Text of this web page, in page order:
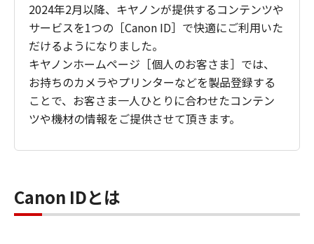
2024年2月以降、キヤノンが提供するコンテンツや
サービスを1つの［Canon ID］で快適にご利用いた
だけるようになりました。
キヤノンホームページ［個人のお客さま］では、
お持ちのカメラやプリンターなどを製品登録する
ことで、お客さま一人ひとりに合わせたコンテン
ツや機材の情報をご提供させて頂きます。
Canon IDとは